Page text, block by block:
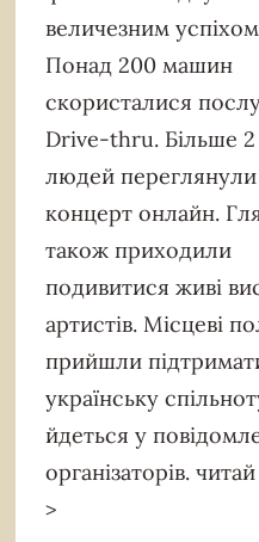
величезним
Понад 200 машин
скористалися
Drive-thru. Більше 2
людей переглянули
концерт онлайн.
також приходили
подивитися живі
артистів. Місцеві
прийшли
українську
йдеться у
організаторів.
>